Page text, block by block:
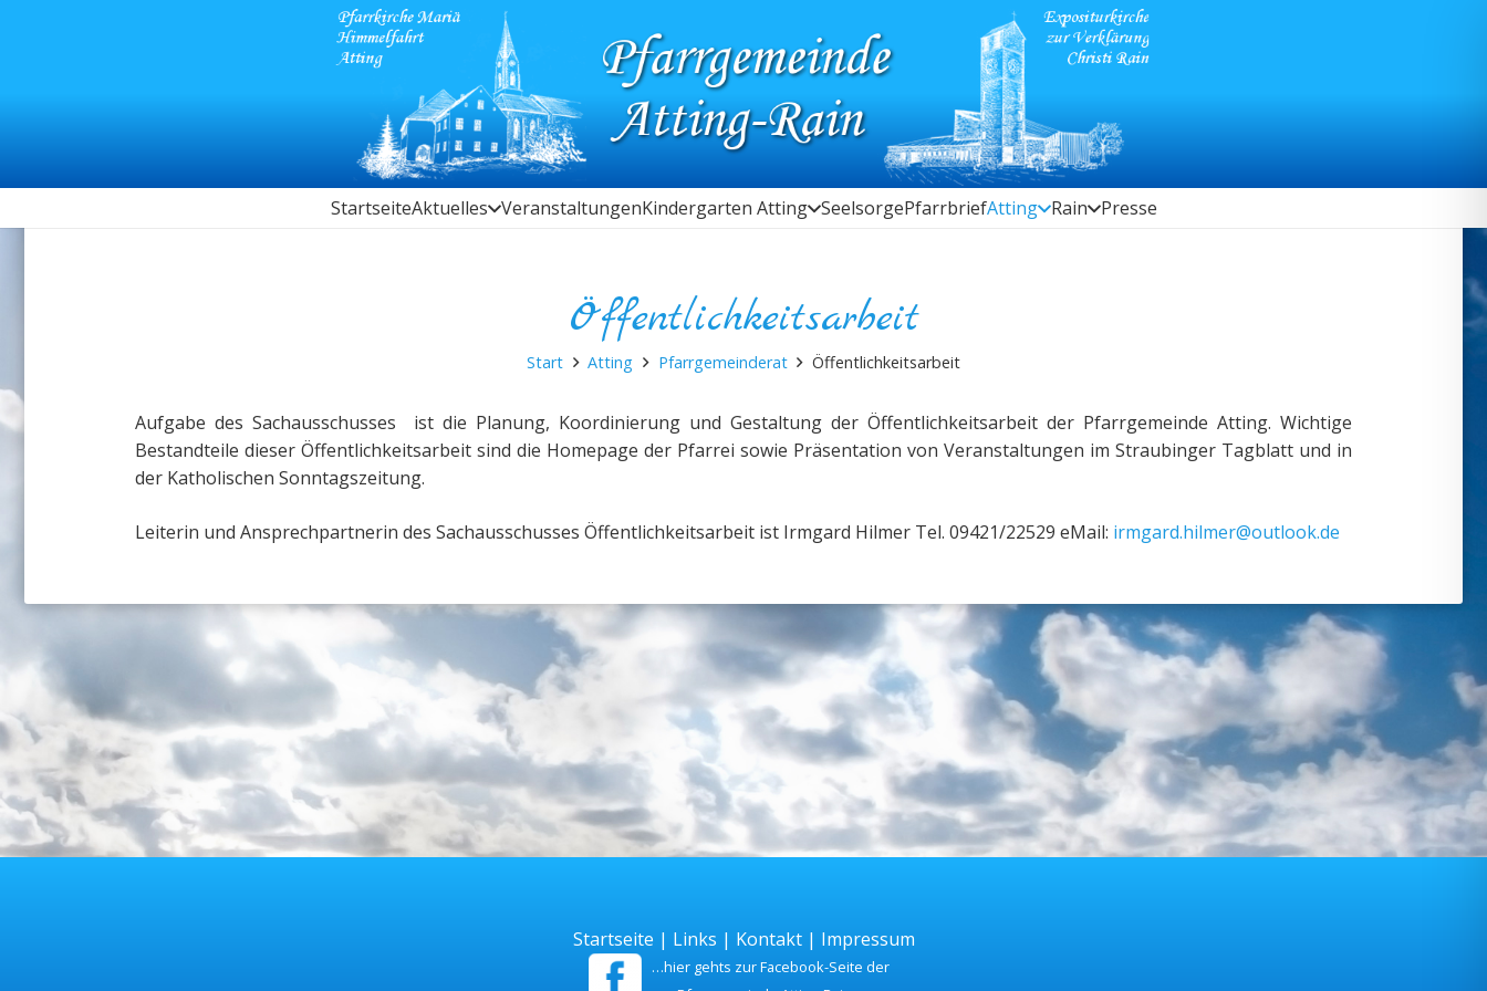
StartseiteAktuelles VeranstaltungenKindergarten Atting SeelsorgePfarrbriefAtting Rain Presse
Öffentlichkeitsarbeit
Start Atting Pfarrgemeinderat Öffentlichkeitsarbeit
Aufgabe des Sachausschusses ist die Planung, Koordinierung und Gestaltung der Öffentlichkeitsarbeit der Pfarrgemeinde Atting. Wichtige
Bestandteile dieser Öffentlichkeitsarbeit sind die Homepage der Pfarrei sowie Präsentation von Veranstaltungen im Straubinger Tagblatt und in
der Katholischen Sonntagszeitung.
Leiterin und Ansprechpartnerin des Sachausschusses Öffentlichkeitsarbeit ist Irmgard Hilmer Tel. 09421/22529 eMail: irmgard.hilmer@outlook.de
Startseite | Links | Kontakt| Impressum
…hier gehts zur Facebook-Seite der